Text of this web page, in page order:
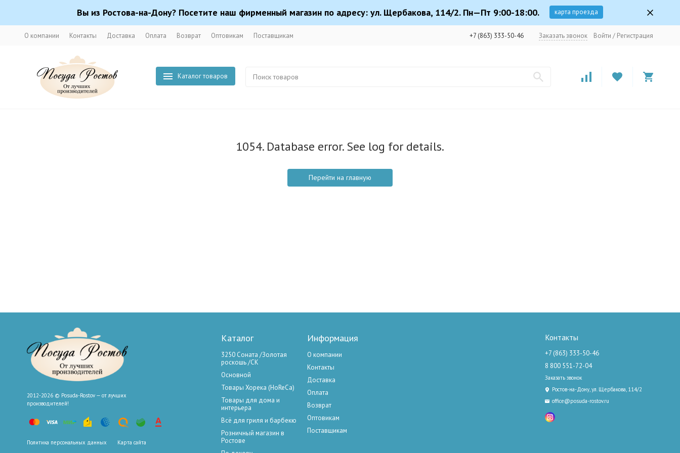
Вы из Ростова-на-Дону? Посетите наш фирменный магазин по адресу: ул. Щербакова, 114/2. Пн—Пт 9:00-18:00. карта проезда
О компании Контакты Доставка Оплата Возврат Оптовикам Поставщикам +7 (863) 333-50-46 Заказать звонок Войти / Регистрация
Каталог товаров
1054. Database error. See log for details.
Перейти на главную
2012-2026 © Posuda-Rostov — от лучших
производителей!
Политика персональных данных Карта сайта
Каталог
3250 Соната /Золотая
роскошь /СК
Основной
Товары Хорека (HoReCa)
Товары для дома и
интерьера
Всё для гриля и барбекю
Розничный магазин в
Ростове
Информация
О компании
Контакты
Доставка
Оплата
Возврат
Оптовикам
Поставщикам
Контакты
+7 (863) 333-50-46
8 800 551-72-04
Заказать звонок
Ростов-на-Дону, ул. Щербакова, 114/2
office@posuda-rostov.ru